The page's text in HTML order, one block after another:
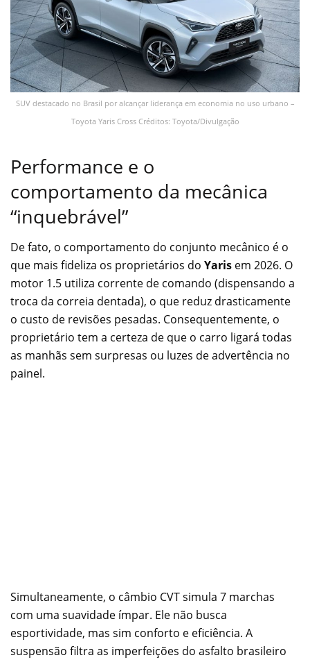
SUV destacado no Brasil por alcançar liderança em economia no uso urbano –
Toyota Yaris Cross Créditos: Toyota/Divulgação
Performance e o
comportamento da mecânica
“inquebrável”
De fato, o comportamento do conjunto mecânico é o
que mais fideliza os proprietários do Yaris em 2026. O
motor 1.5 utiliza corrente de comando (dispensando a
troca da correia dentada), o que reduz drasticamente
o custo de revisões pesadas. Consequentemente, o
proprietário tem a certeza de que o carro ligará todas
as manhãs sem surpresas ou luzes de advertência no
painel.
Simultaneamente, o câmbio CVT simula 7 marchas
com uma suavidade ímpar. Ele não busca
esportividade, mas sim conforto e eficiência. A
suspensão filtra as imperfeições do asfalto brasileiro